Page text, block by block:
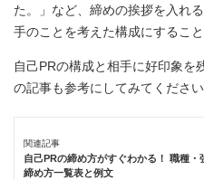
た。」など、締めの挨拶を入れ
手のことを考えた構成にすること
自己PRの構成と相手に好印象を
の記事も参考にしてみてください
関連記事
自己PRの締め方がすぐわかる！ 職種・
締め方一覧表と例文